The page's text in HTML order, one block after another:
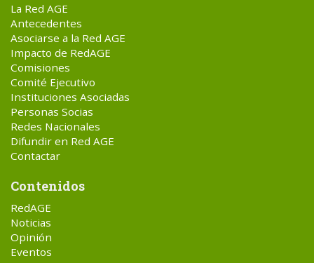
La Red AGE
Antecedentes
Asociarse a la Red AGE
Impacto de RedAGE
Comisiones
Comité Ejecutivo
Instituciones Asociadas
Personas Socias
Redes Nacionales
Difundir en Red AGE
Contactar
Contenidos
RedAGE
Noticias
Opinión
Eventos